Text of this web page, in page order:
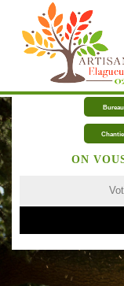
Bureau
ON